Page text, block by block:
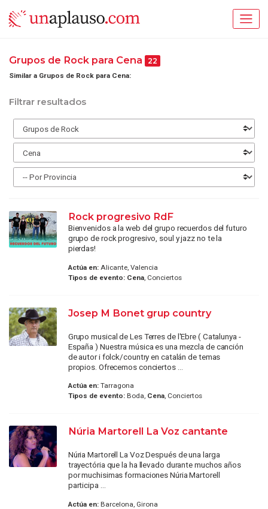
Grupos de Rock para Cena 22
Similar a Grupos de Rock para Cena:
Filtrar resultados
Rock progresivo RdF
Bienvenidos a la web del grupo recuerdos del futuro
grupo de rock progresivo, soul y jazz no te la
pierdas!
Actúa en:Alicante, Valencia
Tipos de evento: Cena, Conciertos
Josep M Bonet grup country
Grupo musical de Les Terres de l'Ebre ( Catalunya -
España ) Nuestra música es una mezcla de canción
de autor i folck/country en catalán de temas
propios. Ofrecemos conciertos ...
Actúa en:Tarragona
Tipos de evento:Boda, Cena, Conciertos
Núria Martorell La Voz cantante
Núria Martorell La Voz Después de una larga
trayectória que la ha llevado durante muchos años
por muchisimas formaciones Núria Martorell
participa ...
Actúa en:Barcelona, Girona